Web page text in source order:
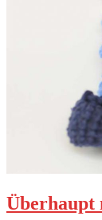
Überhaupt